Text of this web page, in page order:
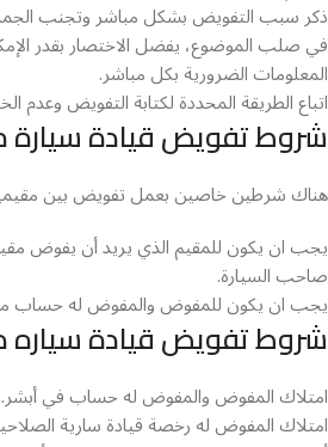
ذكر سبب التفويض بشكل مباشر وتجنب الجمل
في صلب الموضوع، يفضل الاختصار بقدر
المعلومات الضرورية بكل مباشر.
اتباع الطريقة المحددة لكتابة التفويض وعدم
شروط تفويض قيادة
هناك شرطين خاصين بعمل تفويض بين
يجب ان يكون للمقيم الذي يريد أن يفوض
صاحب السيارة.
يجب ان يكون للمفوض والمفوض له حساب
شروط تفويض قيادة سياره
امتلاك المفوض والمفوض له حساب في أبشر.
امتلاك المفوض له رخصة قيادة سارية